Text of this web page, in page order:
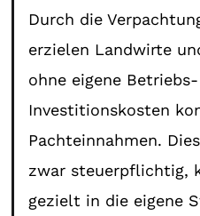
Durch die
erzielen Landwirte
ohne eigene
Investitionskosten
Pachteinnahmen.
zwar steuerpflichtig,
gezielt in die eigene